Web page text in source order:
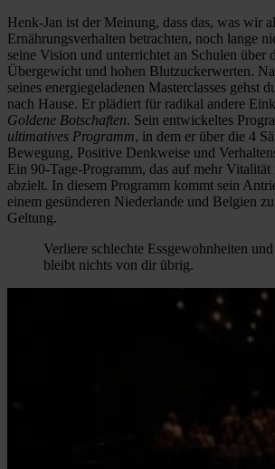
Henk-Jan ist der Meinung, dass das, was wir
Ernährungsverhalten betrachten, noch lange
seine Vision und unterrichtet an Schulen über
Übergewicht und hohen Blutzuckerwerten.
seines energiegeladenen Masterclasses gehst
nach Hause. Er plädiert für radikal andere
Goldene Botschaften. Sein entwickeltes
ultimatives Programm, in dem er über die 4
Bewegung, Positive Denkweise und
Ein 90-Tage-Programm, das auf mehr Vitalität
abzielt. In diesem Programm kommt sein
einem gesünderen Niederlande und Belgien
Geltung.
Verliere schlechte Essgewohnheiten
bleibt nichts von dir übrig.